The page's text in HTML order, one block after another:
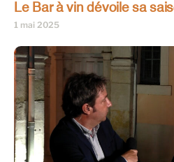
Le Bar à vin dévoile sa
1 mai 2025